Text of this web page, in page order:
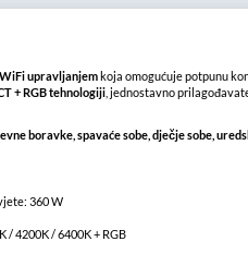
upravljanjem koja omogućuje potpunu
+ RGB tehnologiji , jednostavno
boravke, spavaće sobe, dječje sobe,
360 W
/ 4200K / 6400K + RGB